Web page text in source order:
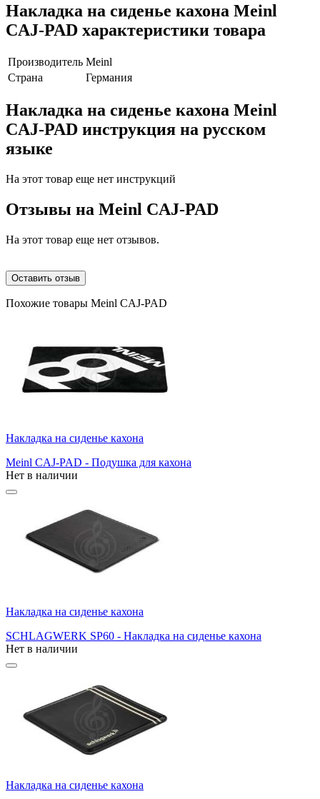
Накладка на сиденье кахона Meinl
CAJ-PAD характеристики товара
Производитель Meinl
Страна
Германия
Накладка на сиденье кахона Meinl
CAJ-PAD инструкция на русском
языке
На этот товар еще нет инструкций
Отзывы на Meinl CAJ-PAD
На этот товар еще нет отзывов.
Оставить отзыв
Похожие товары Meinl CAJ-PAD
Накладка на сиденье кахона
Meinl CAJ-PAD - Подушка для кахона
Нет в наличии
Накладка на сиденье кахона
SCHLAGWERK SP60 - Накладка на сиденье кахона
Нет в наличии
Накладка на сиденье кахона